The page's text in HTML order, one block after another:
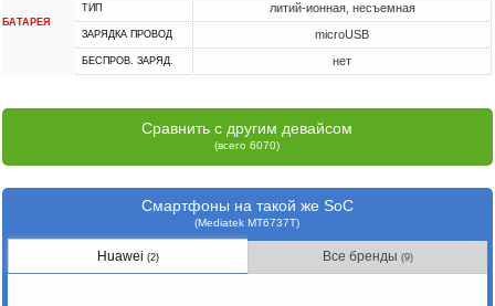
БАТАРЕЯ
ТИП литий-ионная, несъемная
ЗАРЯДКА ПРОВОД microUSB
БЕСПРОВ. ЗАРЯД. нет
Сравнить с другим девайсом
(всего 6070)
Смартфоны на такой же SoC
(Mediatek MT6737T)
Huawei (2) Все бренды (9)